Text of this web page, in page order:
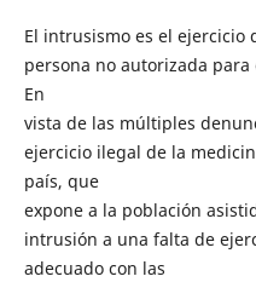
El intrusismo es el ejercicio
persona no autorizada
En
vista de las múltiples
ejercicio ilegal de la
país, que
expone a la población
intrusión a una falta de
adecuado con las